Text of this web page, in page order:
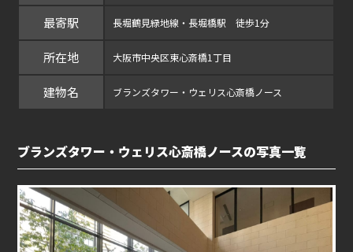
最寄駅 長堀鶴見緑地線・長堀橋駅 徒歩1分
所在地 大阪市中央区東心斎橋1丁目
建物名 ブランズタワー・ウェリス心斎橋ノース
ブランズタワー・ウェリス心斎橋ノースの写真一覧